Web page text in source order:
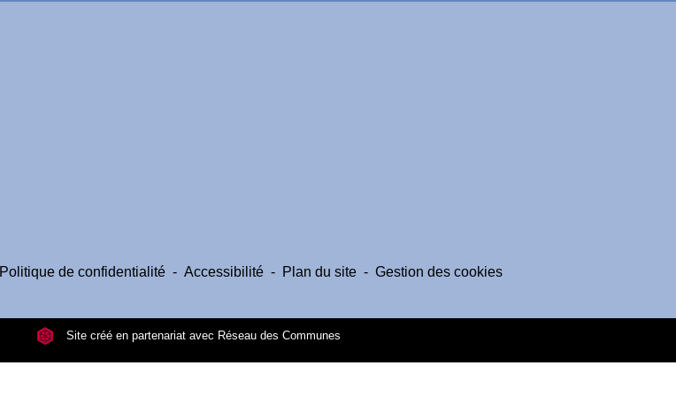
Politique de confidentialité - Accessibilité - Plan du site - Gestion des cookies
Site créé en partenariat avec Réseau des Communes